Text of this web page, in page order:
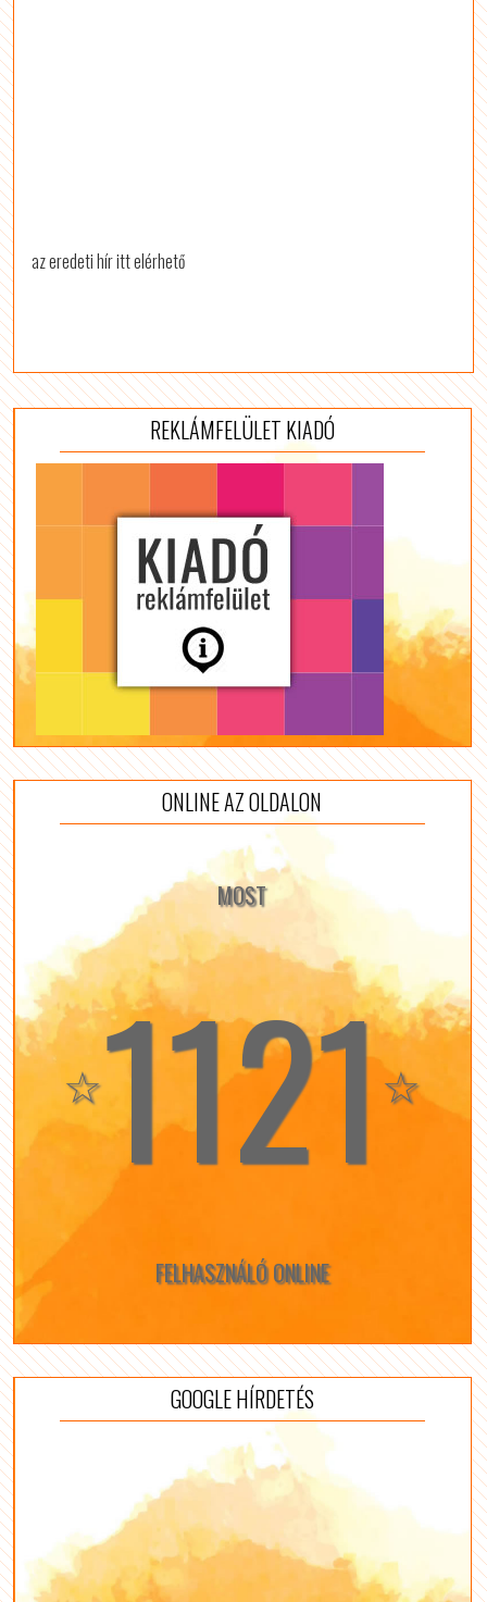
az eredeti hír itt elérhető
REKLÁMFELÜLET KIADÓ
ONLINE AZ OLDALON
MOST
☆1121☆
FELHASZNÁLÓ ONLINE
GOOGLE HÍRDETÉS